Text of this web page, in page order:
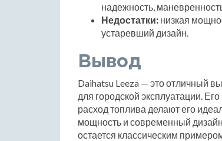
надежность,
Недостатки: низкая
устаревший дизайн.
Вывод
Daihatsu Leeza — это отличный
для городской эксплуатации.
расход топлива делают его
мощность и современный
остается классическим